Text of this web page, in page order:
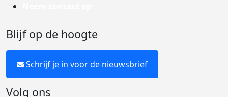
Blijf op de hoogte
Schrijf je in voor de nieuwsbrief
Volg ons